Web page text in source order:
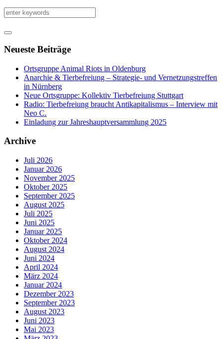
Neueste Beiträge
Ortsgruppe Animal Riots in Oldenburg
Anarchie & Tierbefreiung – Strategie- und Vernetzungstreffen
in Nürnberg
Neue Ortsgruppe: Kollektiv Tierbefreiung Stuttgart
Radio: Tierbefreiung braucht Antikapitalismus – Interview mit
Neo C.
Einladung zur Jahreshauptversammlung 2025
Archive
Juli 2026
Januar 2026
November 2025
Oktober 2025
September 2025
August 2025
Juli 2025
Juni 2025
Januar 2025
Oktober 2024
August 2024
Juni 2024
April 2024
März 2024
Januar 2024
Dezember 2023
September 2023
August 2023
Juni 2023
Mai 2023